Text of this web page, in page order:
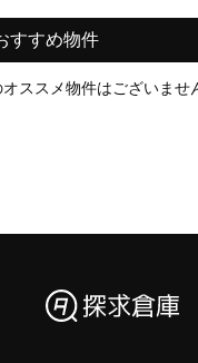
すすめ物件
ススメ物件はございませ